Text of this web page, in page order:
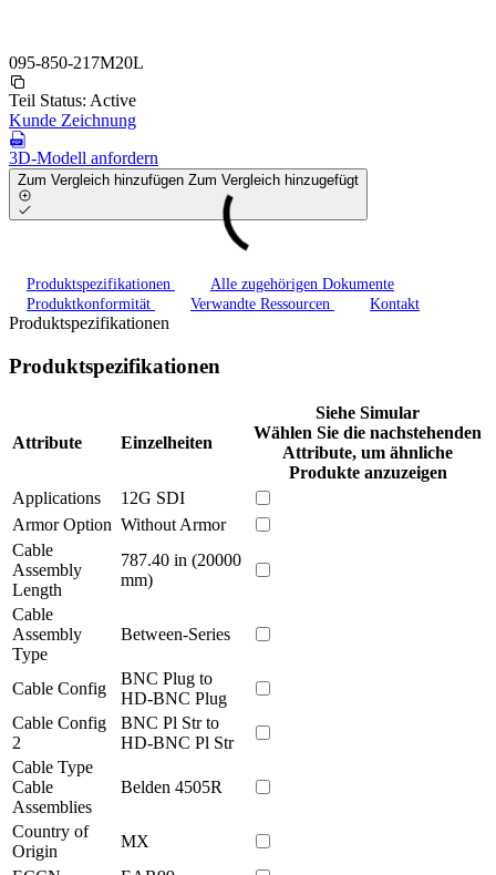
095-850-217M20L
Teil Status: Active
Kunde Zeichnung
3D-Modell anfordern
Zum Vergleich hinzufügen Zum Vergleich hinzugefügt
Produktspezifikationen
Alle zugehörigen Dokumente
Produktkonformität
Verwandte Ressourcen Kontakt
Produktspezifikationen
Produktspezifikationen
Attribute Einzelheiten
Siehe Simular
Wählen Sie die nachstehenden
Attribute, um ähnliche
Produkte anzuzeigen
Applications
12G SDI
Armor Option Without Armor
Cable
Assembly
Length
787.40 in (20000
mm)
Cable
Assembly
Type
Between-Series
Cable Config
BNC Plug to
HD-BNC Plug
Cable Config
2
BNC Pl Str to
HD-BNC Pl Str
Cable Type
Cable
Assemblies
Belden 4505R
Country of
Origin
MX